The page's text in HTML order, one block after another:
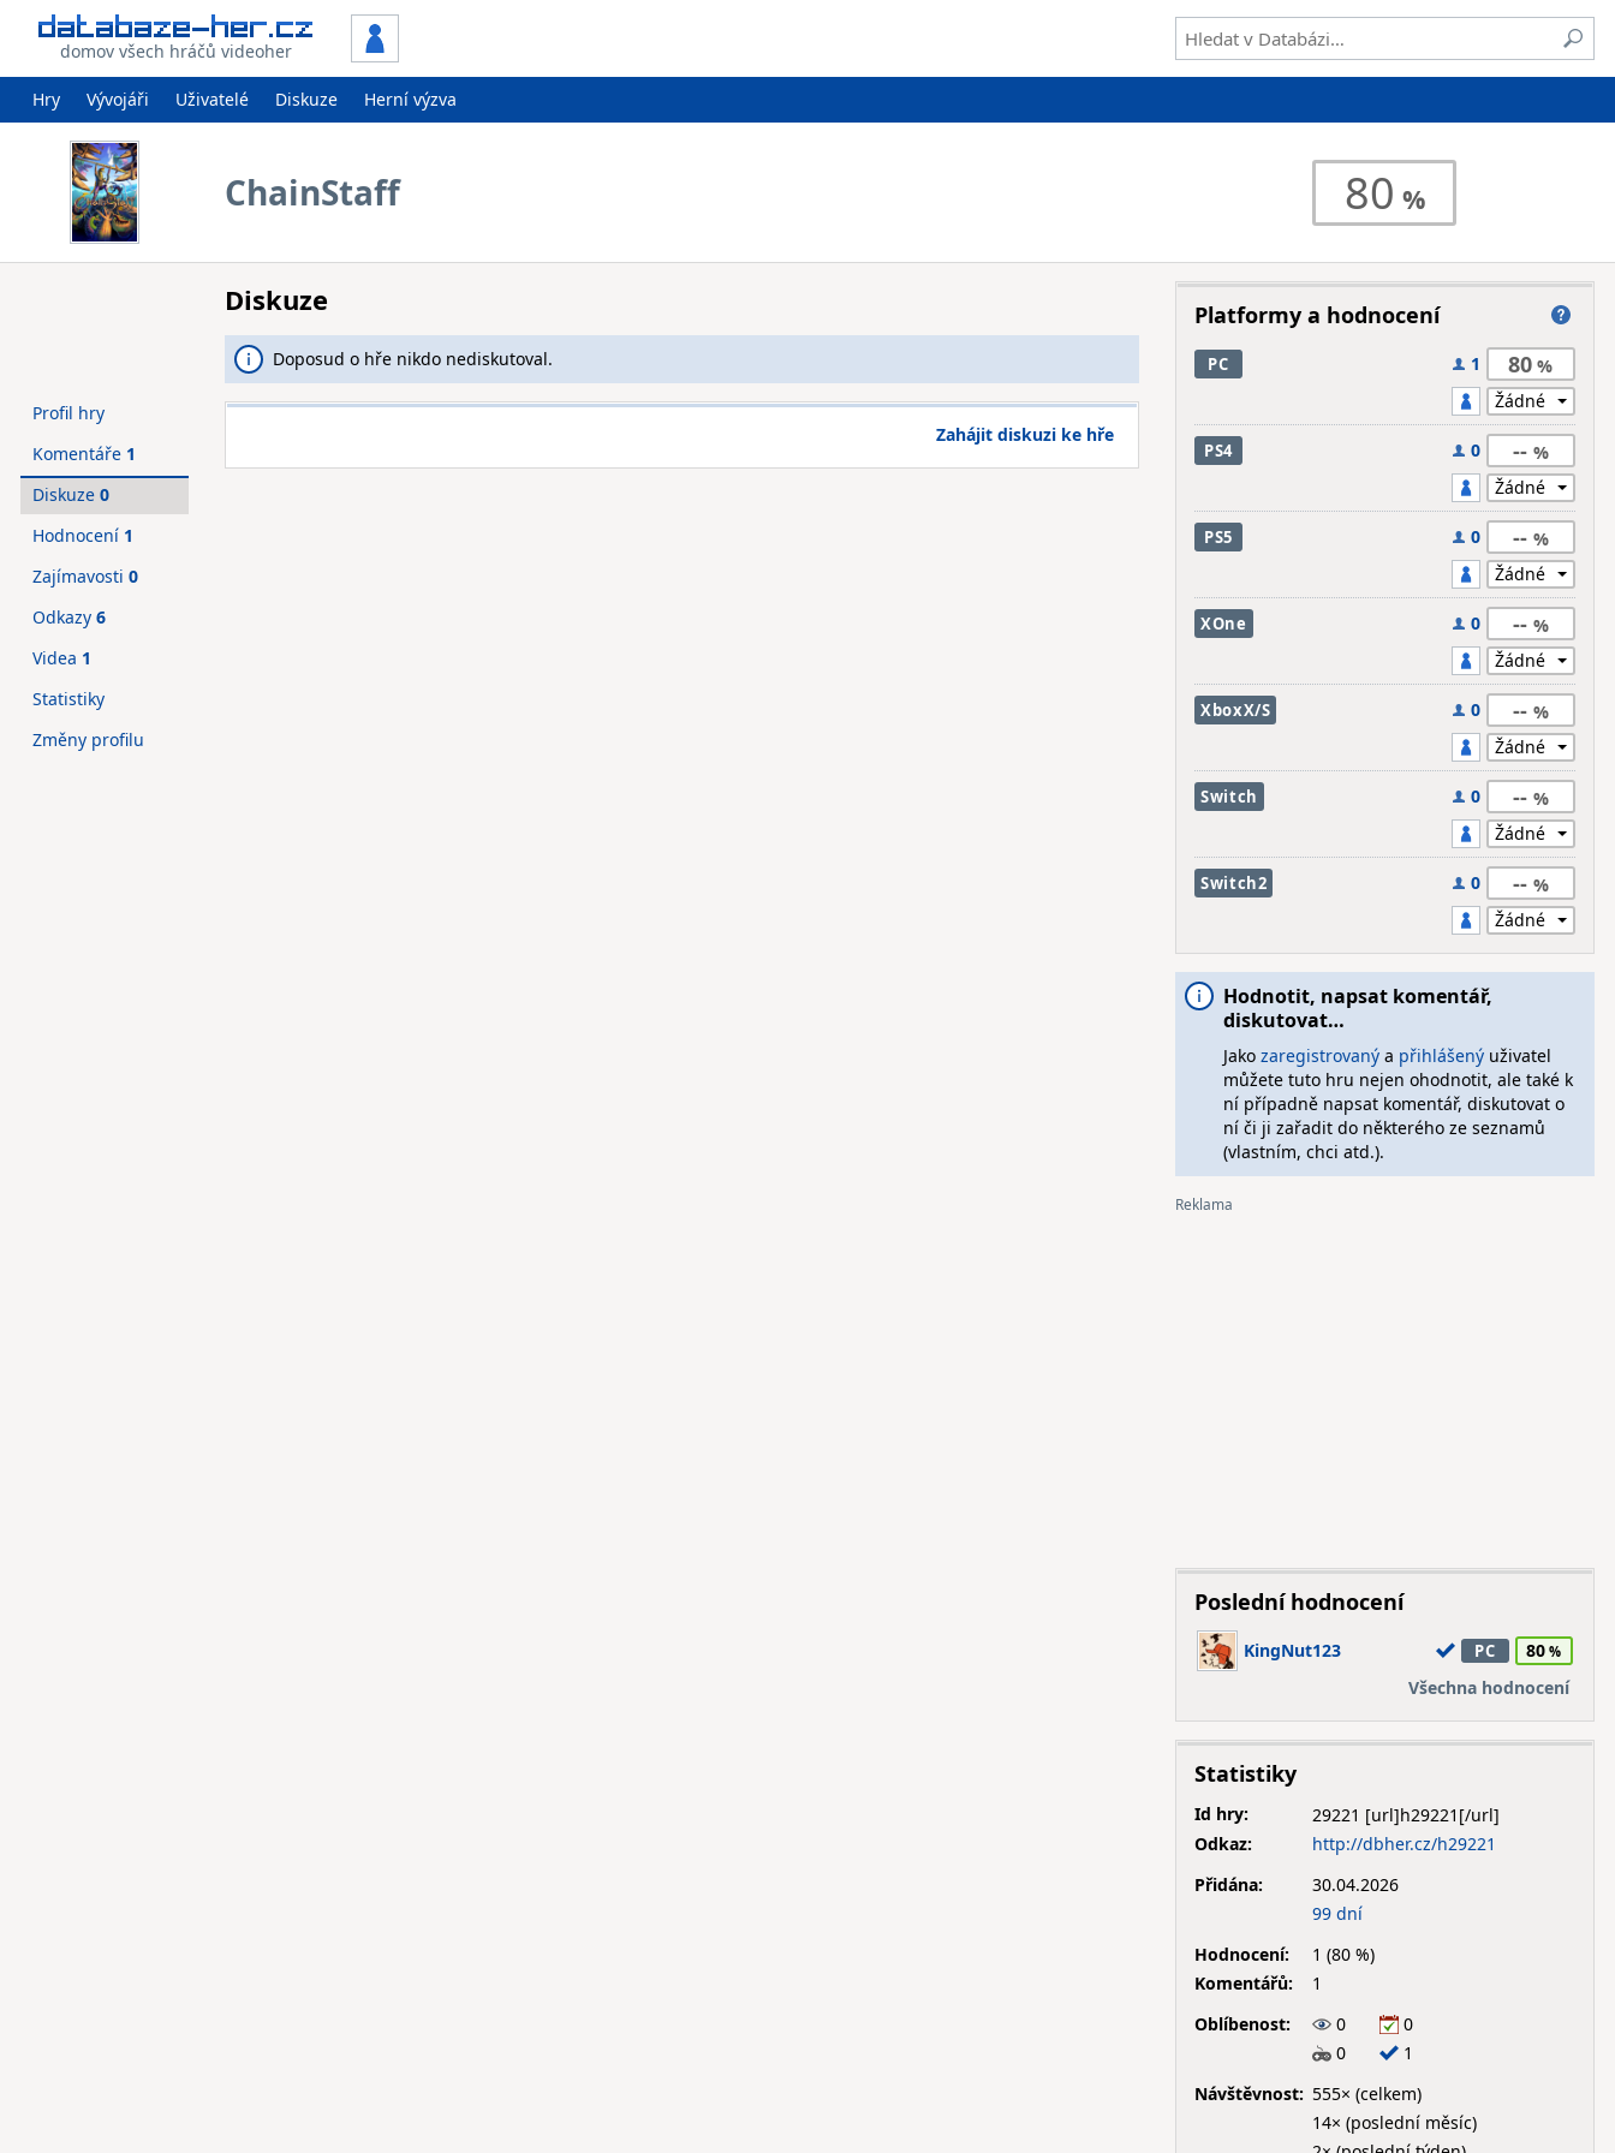
domov všech hráčů videoher
Hry Vývojáři Uživatelé Diskuze Herní výzva
ChainStaff 80
Diskuze
Doposud o hře nikdo nediskutoval.
Zahájit diskuzi ke hře
Profil hry
Komentáře 1
Diskuze 0
Hodnocení 1
Zajímavosti 0
Odkazy 6
Videa 1
Statistiky
Změny profilu
Platformy a hodnocení
PC 1 80
PS4 0 --
PS5 0 --
XOne 0 --
XboxX/S 0 --
Switch 0 --
Switch2 0 --
Hodnotit, napsat komentář,
diskutovat…
Jako zaregistrovanýa přihlášenýuživatel
můžete tuto hru nejen ohodnotit, ale také k
ní případně napsat komentář, diskutovat o
ní či ji zařadit do některého ze seznamů
(vlastním, chci atd.).
Poslední hodnocení
KingNut123 PC
80
Všechna hodnocení
Statistiky
Id hry:
29221
Odkaz:
http://dbher.cz/h29221
Přidána:
30.04.2026
99 dní
Hodnocení:
1 (80 %)
Komentářů:
1
Oblíbenost:
0
0
0
1
Návštěvnost: 555× (celkem)
14× (poslední měsíc)